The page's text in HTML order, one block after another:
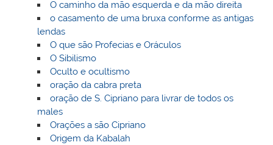
O caminho da mão esquerda e da mão direita
o casamento de uma bruxa conforme as antigas
lendas
O que são Profecias e Oráculos
O Sibilismo
Oculto e ocultismo
oração da cabra preta
oração de S. Cipriano para livrar de todos os
males
Orações a são Cipriano
Origem da Kabalah